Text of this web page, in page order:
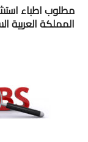
مطلوب اطباء
المملكة العربية